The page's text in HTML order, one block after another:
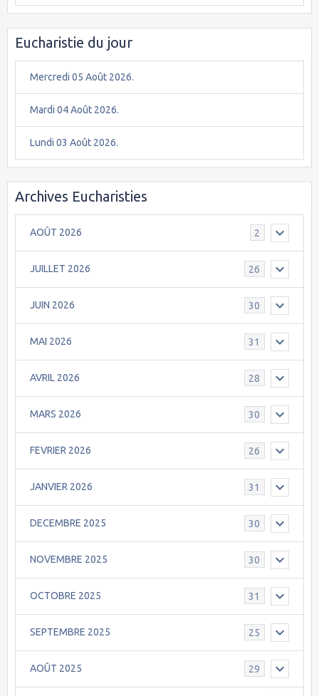
Eucharistie du jour
Mercredi 05 Août 2026.
Mardi 04 Août 2026.
Lundi 03 Août 2026.
Archives Eucharisties
AOÛT 2026 2
JUILLET 2026 26
JUIN 2026 30
MAI 2026 31
AVRIL 2026 28
MARS 2026 30
FEVRIER 2026 26
JANVIER 2026 31
DECEMBRE 2025 30
NOVEMBRE 2025 30
OCTOBRE 2025 31
SEPTEMBRE 2025 25
AOÛT 2025 29